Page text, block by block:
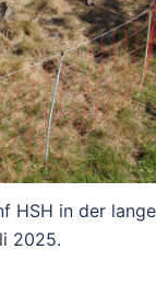
HSH in der
2025.